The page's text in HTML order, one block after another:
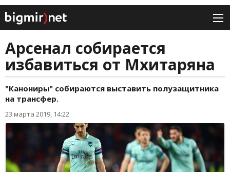
Арсенал собирается
избавиться от Мхитаряна
"Канониры" собираются выставить полузащитника
на трансфер.
23 марта 2019, 14:22